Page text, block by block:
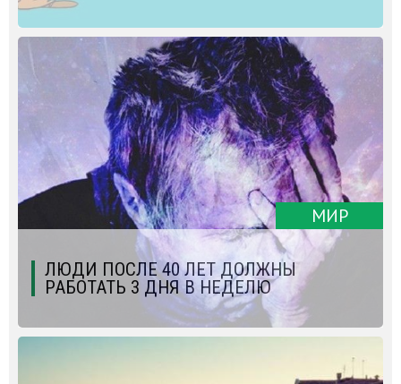
МИР
ЛЮДИ ПОСЛЕ 40 ЛЕТ ДОЛЖНЫ
РАБОТАТЬ 3 ДНЯ В НЕДЕЛЮ